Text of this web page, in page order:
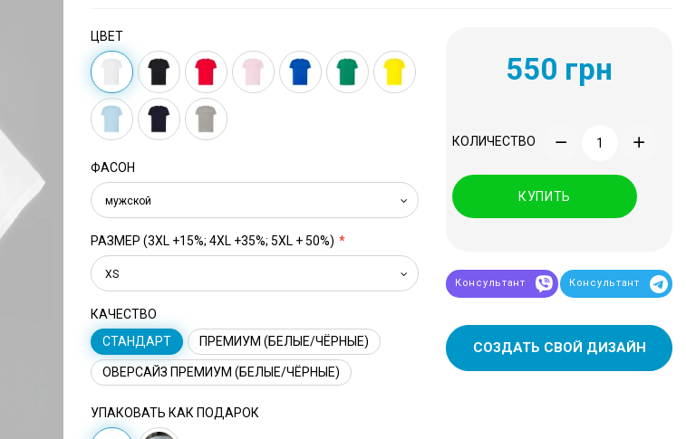
ЦВЕТ
ФАСОН
мужской
РАЗМЕР (3XL +15%; 4XL +35%; 5XL + 50%)
XS
КАЧЕСТВО
СТАНДАРТ
ПРЕМИУМ (БЕЛЫЕ/ЧЁРНЫЕ)
ОВЕРСАЙЗ ПРЕМИУМ (БЕЛЫЕ/ЧЁРНЫЕ)
УПАКОВАТЬ КАК ПОДАРОК
550 грн
КОЛИЧЕСТВО
КУПИТЬ
Консультант Консультант
СОЗДАТЬ СВОЙ ДИЗАЙН